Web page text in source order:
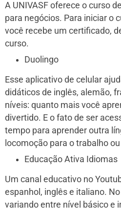
A UNIVASF oferece o curso
para negócios. Para iniciar o
você recebe um certificado,
curso.
Duolingo
Esse aplicativo de celular
didáticos de inglês, alemão,
níveis: quanto mais você
divertido. E o fato de ser
tempo para aprender outra
locomoção para o trabalho
Educação Ativa Idiomas
Um canal educativo no
espanhol, inglês e italiano.
variando entre nível básico e